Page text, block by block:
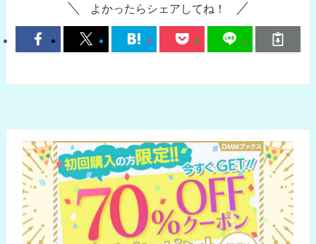
よかったらシェアしてね！